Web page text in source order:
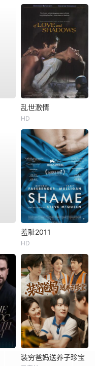
乱世激情
HD
羞耻2011
HD
装穷爸妈送养子珍宝